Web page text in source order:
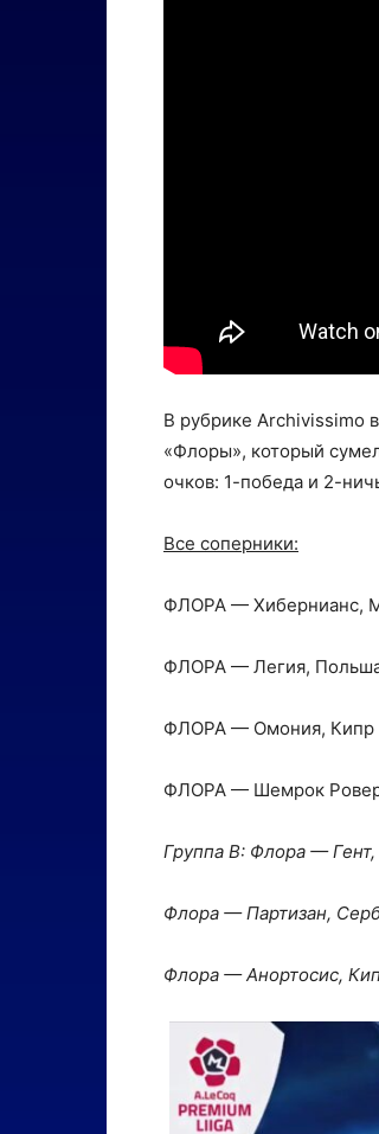
В рубрике Archivissimo
«Флоры», который
очков: 1-победа и 2-
Все соперники:
ФЛОРА — Хибернианс,
ФЛОРА — Легия,
ФЛОРА — Омония, Кипр
ФЛОРА — Шемрок
Группа В: Флора — Гент,
Флора — Партизан,
Флора — Анортосис,